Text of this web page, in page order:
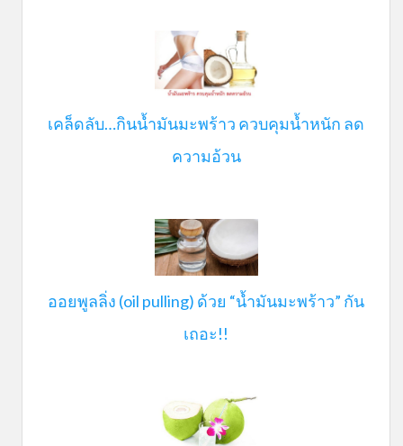
เคล็ดลับ…กินน้ำมันมะพร้าว ควบคุมน้ำหนัก ลด
ความอ้วน
ออยพูลลิ่ง (oil pulling) ด้วย “น้ำมันมะพร้าว” กัน
เถอะ!!